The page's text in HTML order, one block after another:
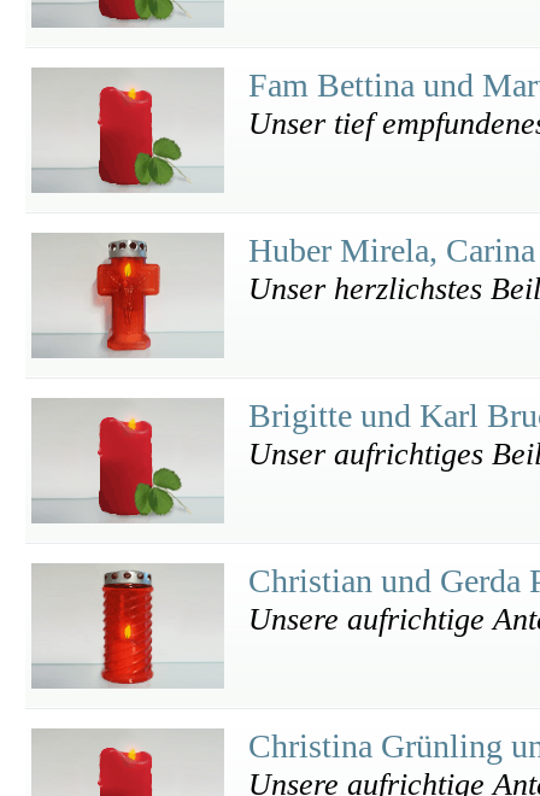
Fam Bettina und
Unser tief
Huber Mirela,
Unser herzlichstes
Brigitte und Karl
Unser aufrichtiges
Christian und Gerda
Unsere aufrichtige
Christina Grünling
Unsere aufrichtige